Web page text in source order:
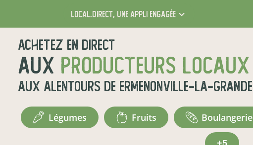
local.direct, une appli engagée
Achetez en direct
aux producteurs locaux
aux alentours de Ermenonville-la-Grande
légumes fruits boulangerie
+5